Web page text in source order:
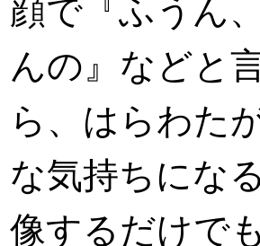
顔で『ふうん
んの』などと
ら、はらわた
な気持ちにな
像するだけで